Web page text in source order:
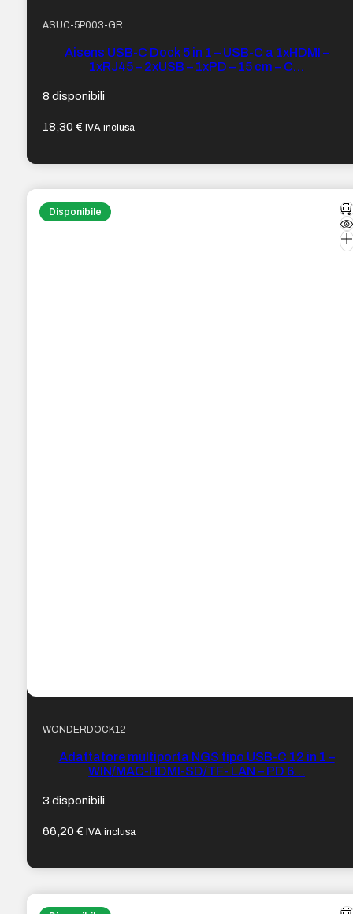
ASUC-5P003-GR
Aisens USB-C Dock 5 in 1 – USB-C a 1xHDMI –
1xRJ45 – 2xUSB – 1xPD – 15 cm – C…
8 disponibili
18,30€ IVA inclusa
Disponibile
WONDERDOCK12
Adattatore multiporta NGS tipo USB-C 12 in 1 –
WIN/MAC-HDMI-SD/TF- LAN – PD 6…
3 disponibili
66,20€ IVA inclusa